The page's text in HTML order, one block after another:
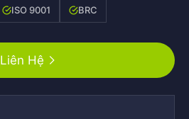
ISO 9001 BRC
Liên Hệ